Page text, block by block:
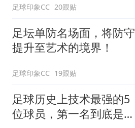
足球印象CC 20跟贴
足坛单防名场面，将防守
提升至艺术的境界！
足球印象CC 19跟贴
足球历史上技术最强的5
位球员，第一名到底是